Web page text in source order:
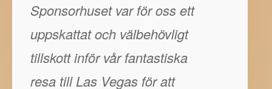
Sponsorhuset var för oss ett
uppskattat och välbehövligt
tillskott inför vår fantastiska
resa till Las Vegas för att